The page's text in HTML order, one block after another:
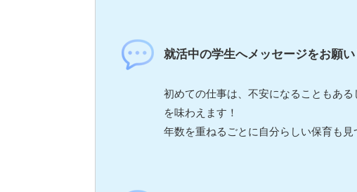
就活中の学生へメッセージをお願い
初めての仕事は、不安になることもあ
を味わえます！
年数を重ねるごとに自分らしい保育も